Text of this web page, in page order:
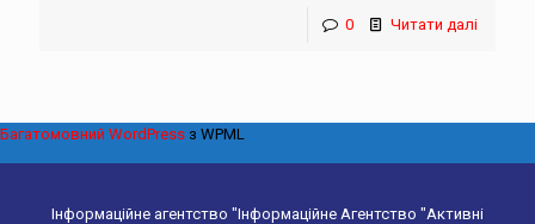
0 Читати далі
Інформаційне агентство "Інформаційне Агентство "Активні
Багатомовний WordPress з WPML